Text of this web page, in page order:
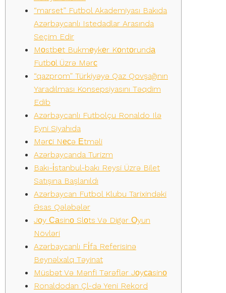
“marset” Futbol Akademiyası Bakıda
Azərbaycanlı Istedadlar Arasında
Seçim Edir
Mоstbеt Bukmеykеr Kоntоrundа
Futbоl Üzrə Mərс
“qazprom” Türkiyəyə Qaz Qovşağının
Yaradılması Konsepsiyasını Təqdim
Edib
Azərbaycanlı Futbolçu Ronaldo Ilə
Eyni Siyahıda
Mərсi Nесə Еtməli
Azərbaycanda Turizm
Bakı-i̇stanbul-bakı Reysi Üzrə Bilet
Satışına Başlanıldı
Azərbaycan Futbol Klubu Tarixindəki
Əsas Qələbələr
Jоy Саsinо Slоts Və Digər Оyun
Növləri
Azərbaycanlı Fi̇fa Referisinə
Beynəlxalq Təyinat
Müsbət Və Mənfi Tərəflər Jоyсаsinо
Ronaldodan Çl-də Yeni Rekord